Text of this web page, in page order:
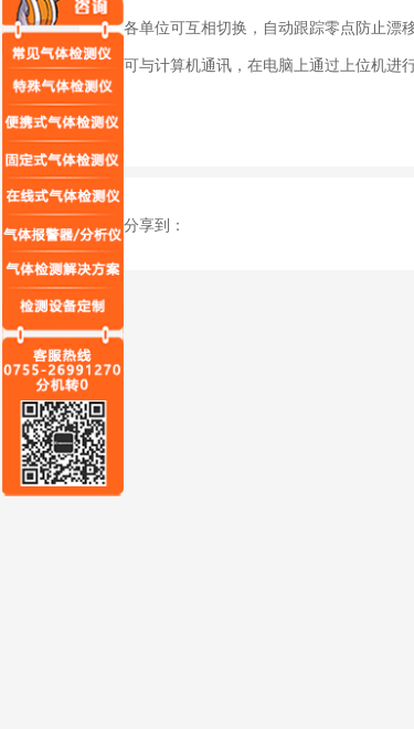
各单位可互相切换，自动跟踪零点防止漂
可与计算机通讯，在电脑上通过上位机进
分享到：